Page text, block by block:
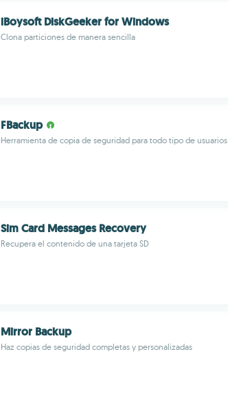
iBoysoft DiskGeeker for Windows
Clona particiones de manera sencilla
FBackup
Herramienta de copia de seguridad para todo tipo de usuarios
Sim Card Messages Recovery
Recupera el contenido de una tarjeta SD
Mirror Backup
Haz copias de seguridad completas y personalizadas